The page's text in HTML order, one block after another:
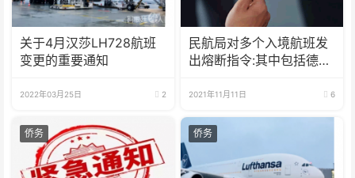
关于4月汉莎LH728航班
变更的重要通知
2022年03月25日 2
民航局对多个入境航班发
出熔断指令:其中包括德国
2021年11月11日 6
侨务 侨务